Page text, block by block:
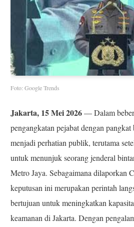
Foto: Google Trends
Jakarta, 15 Mei 2026— Dalam
pengangkatan pejabat dengan
menjadi perhatian publik, terutama
untuk menunjuk seorang jenderal
Metro Jaya. Sebagaimana dilaporkan
keputusan ini merupakan perintah
bertujuan untuk meningkatkan
keamanan di Jakarta. Dengan